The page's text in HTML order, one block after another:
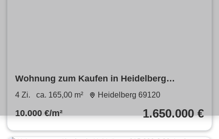
Wohnung zum Kaufen in Heidelberg
1.650.000 € 165 m²
4 Zi. ca. 165,00 m² Heidelberg 69120
10.000 €/m² 1.650.000 €